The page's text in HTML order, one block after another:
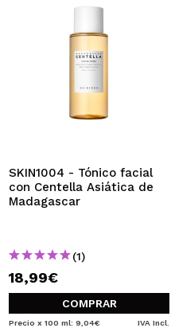
SKIN1004 - Tónico facial
con Centella Asiática de
Madagascar
(1)
18,99€
COMPRAR
Precio x 100 ml: 9,04€ IVA Incl.